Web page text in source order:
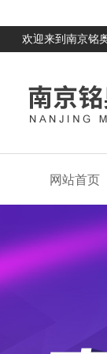
欢迎来到南京铭
网站首页